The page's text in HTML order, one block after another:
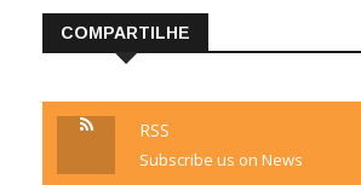
COMPARTILHE
RSS
Subscribe us on News